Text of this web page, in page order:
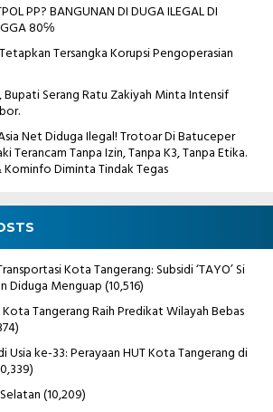
PP? BANGUNAN DI DUGA ILEGAL DI
80℅
Tersangka Korupsi Pengoperasian
Bupati Serang Ratu Zakiyah Minta Intensif
Net Diduga Ilegal! Trotoar Di Batuceper
Terancam Tanpa Izin, Tanpa K3, Tanpa Etika.
Diminta Tindak Tegas
Kota Tangerang: Subsidi ‘TAYO’ Si
Diduga Menguap(10,516)
Kota Tangerang Raih Predikat Wilayah Bebas
Usia ke-33: Perayaan HUT Kota Tangerang di
(10,209)